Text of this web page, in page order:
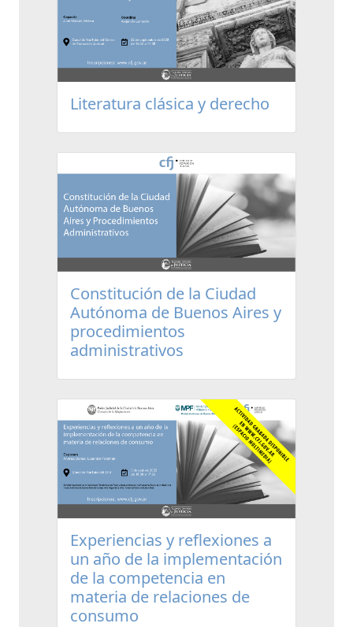
Literatura clásica y derecho
Constitución de la Ciudad
Autónoma de Buenos Aires y
procedimientos
administrativos
Experiencias y reflexiones a
un año de la implementación
de la competencia en
materia de relaciones de
consumo